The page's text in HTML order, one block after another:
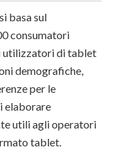
si basa sul
consumatori
utilizzatori di tablet
demografiche,
per le
elaborare
utili agli operatori
tablet.